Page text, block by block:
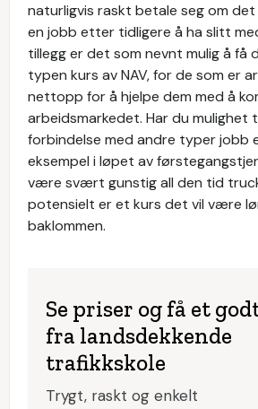
naturligvis raskt betale seg om
en jobb etter tidligere å ha slitt
tillegg er det som nevnt mulig å få
typen kurs av NAV, for de som er
nettopp for å hjelpe dem med å
arbeidsmarkedet. Har du mulighet
forbindelse med andre typer jobb
eksempel i løpet av
være svært gunstig all den tid
potensielt er et kurs det vil være
baklommen.
Se priser og få et
fra landsdekkende
trafikkskole
Trygt, raskt og enkelt